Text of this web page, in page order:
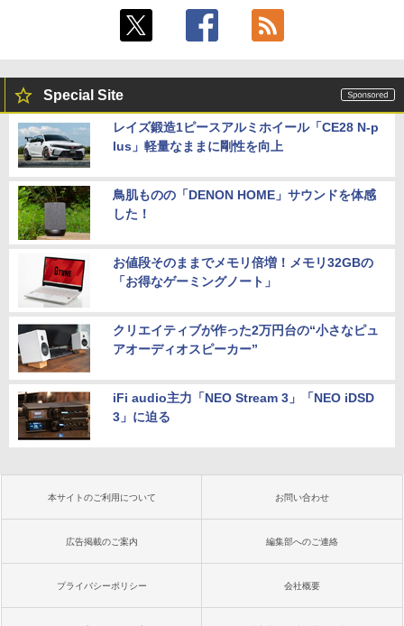
Special Site
レイズ鍛造1ピースアルミホイール「CE28 N-p
lus」軽量なままに剛性を向上
鳥肌ものの「DENON HOME」サウンドを体感
した！
お値段そのままでメモリ倍増！メモリ32GBの
「お得なゲーミングノート」
クリエイティブが作った2万円台の“小さなピュ
アオーディオスピーカー”
iFi audio主力「NEO Stream 3」「NEO iDSD
3」に迫る
本サイトのご利用について お問い合わせ
広告掲載のご案内 編集部へのご連絡
プライバシーポリシー 会社概要